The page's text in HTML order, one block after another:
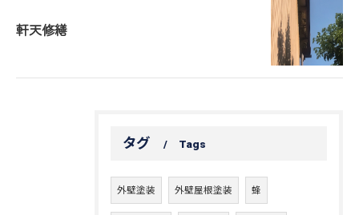
軒天修繕
タグ Tags
外壁塗装 外壁屋根塗装 蜂